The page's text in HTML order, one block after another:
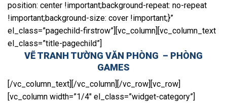
position: center !important;background-repeat: no-repeat
!important;background-size: cover !important;}”
el_class=”pagechild-firstrow”][vc_column][vc_column_text
el_class=”title-pagechild”]
VẼ TRANH TƯỜNG VĂN PHÒNG – PHÒNG
GAMES
[/vc_column_text][/vc_column][/vc_row][vc_row]
[vc_column width=”1/4″ el_class=”widget-category”]